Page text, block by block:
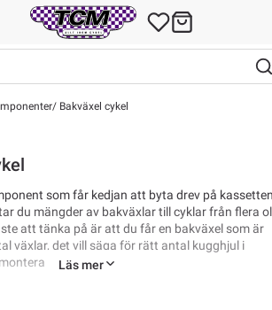
Bakväxel cykel
som får kedjan att byta drev på
du mängder av bakväxlar till cyklar från flera
att tänka på är att du får en bakväxel som är
växlar, det vill säga för rätt antal kugghjul i
på bakhjulet.
Läs mer